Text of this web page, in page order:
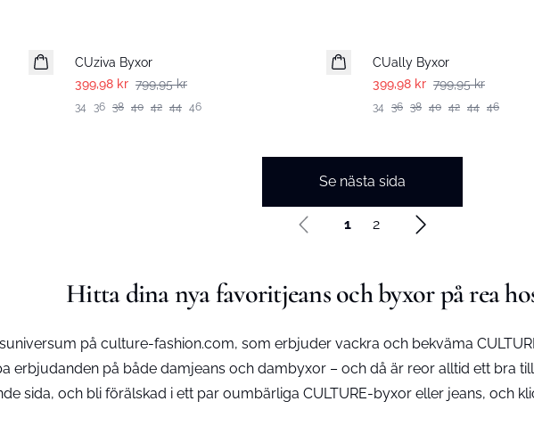
CUziva Byxor
399,98 kr 799,95 kr
34 36 38 40 42 44 46
CUally Byxor
399,98 kr 799,95 kr
34 36 38 40 42 44 46
Se nästa sida
1 2
Hitta dina nya favoritjeans och byxor på rea
på culture-fashion.com, som erbjuder vackra och bekväma
erbjudanden på både damjeans och dambyxor – och då är reor alltid ett bra
sida, och bli förälskad i ett par oumbärliga CULTURE-byxor eller jeans, och